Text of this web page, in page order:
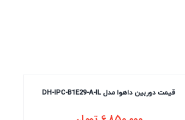
قیمت دوربین داهوا مدل DH-IPC-B1E29-A-IL